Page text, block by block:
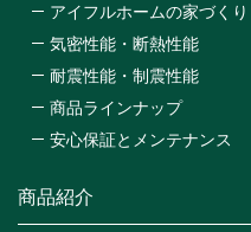
アイフルホームの家づくり
気密性能・断熱性能
耐震性能・制震性能
商品ラインナップ
安心保証とメンテナンス
商品紹介